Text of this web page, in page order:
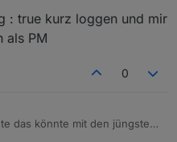
Ich habe Protobuf und
decodiert.
die Werte einfach nicht
: true kurz loggen und mir
als PM
0
das könnte mit den jüngsten